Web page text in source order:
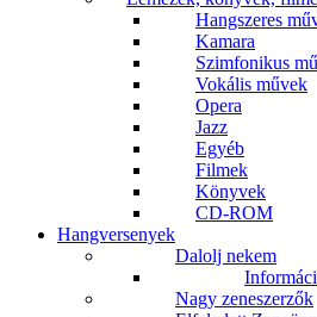
Hangszeres
Kamara
Szimfonikus
Vokális művek
Opera
Jazz
Egyéb
Filmek
Könyvek
CD-ROM
Hangversenyek
Dalolj nekem
Nagy zeneszerzők